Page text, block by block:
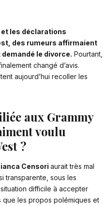
les déclarations
des rumeurs affirmaient
le divorce. Pourtant,
changé d’avis.
aujourd’hui recoller les
aux Grammy
voulu
?
Censori aurait très mal
transparente, sous les
difficile à accepter
que les propos polémiques et